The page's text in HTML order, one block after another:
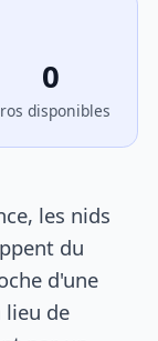
0
disponibles
les nids
du
d'une
lieu de